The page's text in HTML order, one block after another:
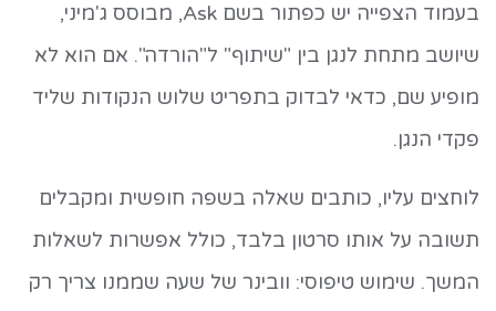
בעמוד הצפייה יש כפתור בשם Ask, מבוסס ג'מיני,
שיושב מתחת לנגן בין "שיתוף" ל"הורדה". אם הוא לא
מופיע שם, כדאי לבדוק בתפריט שלוש הנקודות שליד
פקדי הנגן.
לוחצים עליו, כותבים שאלה בשפה חופשית ומקבלים
תשובה על אותו סרטון בלבד, כולל אפשרות לשאלות
המשך. שימוש טיפוסי: וובינר של שעה שממנו צריך רק